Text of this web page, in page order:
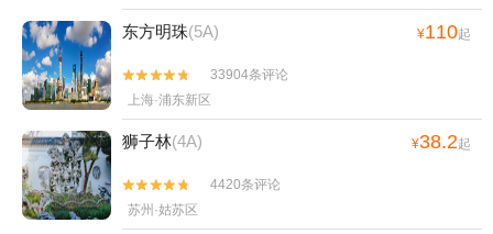
景区永庆寺+甪直圆晓果品种植采摘园+阳澄湖半
岛旅游度假区+比斯特苏州购物村+同里湖大饭店
+锦溪古镇游船+张家港保利大剧院+甪直忆江南
足浴+东方跆拳道馆（沧浪才智中心馆）+蒋巷生
态园+太湖西山玄旸山庄+甪直儿童主题乐园+苏
州静思园酒店+太仓大剧院+甪直瑶盛陶艺
DIY+张家港梦幻海洋王国+苏州太湖园博园+张
家港初见香草园+寒山寺钟楼+石湖风景区+周庄
江南堂客栈+周庄月上·古筝会馆+太湖雪蚕桑文
东方明珠(5A) ¥110起


33904条评论
上海·浦东新区
狮子林(4A) ¥38.2起


4420条评论
苏州·姑苏区